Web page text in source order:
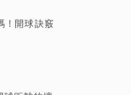
! 開球訣竅